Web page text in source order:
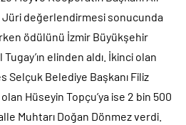
Jüri değerlendirmesi sonucunda
ödülünü İzmir Büyükşehir
elinden aldı. İkinci olan
Selçuk Belediye Başkanı Filiz
Hüseyin Topçu’ya ise 2 bin 500
Muhtarı Doğan Dönmez verdi.